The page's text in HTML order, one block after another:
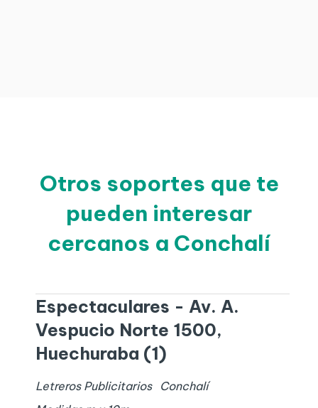
Otros soportes que te
pueden interesar
cercanos a Conchalí
Espectaculares - Av. A.
Vespucio Norte 1500,
Huechuraba (1)
Letreros Publicitarios
Conchalí